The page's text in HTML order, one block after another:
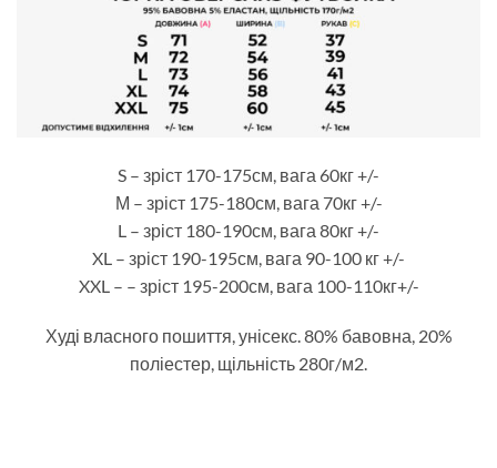
S – зріст 170-175см, вага 60кг +/-
М – зріст 175-180см, вага 70кг +/-
L – зріст 180-190см, вага 80кг +/-
XL – зріст 190-195см, вага 90-100 кг +/-
XXL – – зріст 195-200см, вага 100-110кг+/-
Худі власного пошиття, унісекс. 80% бавовна, 20%
поліестер, щільність 280г/м2.